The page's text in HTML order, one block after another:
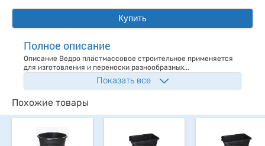
Купить
Полное описание
Описание Ведро пластмассовое строительное применяется
для изготовления и переноски разнообразных...
Показать все
Похожие товары